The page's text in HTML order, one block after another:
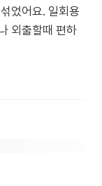
었어요. 일회용
외출할때 편하